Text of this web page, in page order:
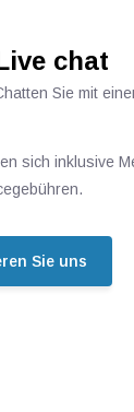
chat
Sie mit
sich inklusive
Sie uns